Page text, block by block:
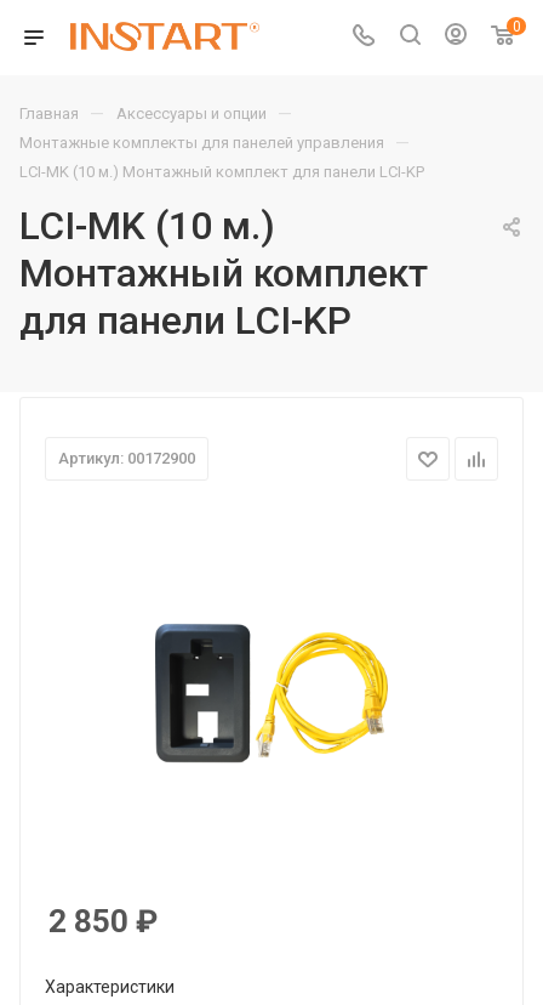
0
Главная — Аксессуары и опции —
Монтажные комплекты для панелей управления —
LCI-MK (10 м.) Монтажный комплект для панели LCI-KP
LCI-MK (10 м.)
Монтажный комплект
для панели LCI-KP
Артикул: 00172900
2 850 ₽
Характеристики